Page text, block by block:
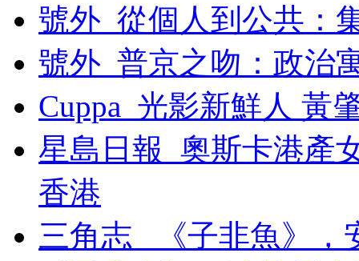
號外_從個人到公共：
號外_普京之吻：政治
Cuppa_光影新鮮人 黃
星島日報_奧斯卡港產
香港
三角志 _《子非魚》，